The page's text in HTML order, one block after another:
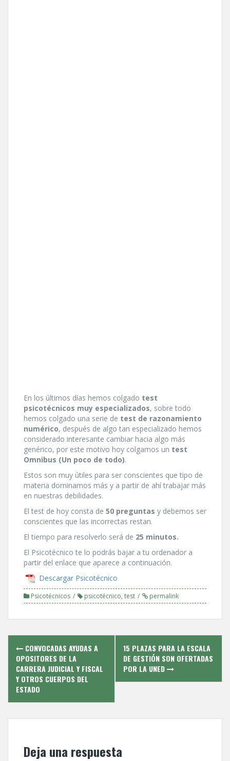
En los últimos dí­as hemos colgado test
psicotécnicos muy especializados, sobre todo
hemos colgado una serie de test de razonamiento
numérico, después de algo tan especializado hemos
considerado interesante cambiar hacia algo más
genérico, por este motivo hoy colgamos un test
Omnibus (Un poco de todo).
Estos son muy útiles para ser conscientes que tipo de
materia dominamos más y a partir de ahí­ trabajar más
en nuestras debilidades.
El test de hoy consta de 50 preguntas y debemos ser
conscientes que las incorrectas restan.
El tiempo para resolverlo será de 25 minutos.
El Psicotécnico te lo podrás bajar a tu ordenador a
partir del enlace que aparece a continuación.
Descargar Psicotécnico
Psicotécnicos psicotécnico, test permalink
Post
navigation
CONVOCADAS AYUDAS A
OPOSITORES DE LA
CARRERA JUDICIAL Y FISCAL
Y OTROS CUERPOS DEL
ESTADO
15 PLAZAS PARA LA ESCALA
DE GESTIÓN SON OFERTADAS
POR LA UNED
Deja una respuesta